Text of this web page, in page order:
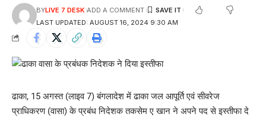
LAST UPDATED: AUGUST 16, 2024 9:30 AM
BYLIVE 7 DESK ADD A COMMENT
ढाका, 15 अगस्त (लाइव 7) बंगलादेश में ढाका जल आपूर्ति एवं सीवरेज
प्राधिकरण (वासा) के प्रबंध निदेशक तकसेम ए खान ने अपने पद से इस्तीफा दे